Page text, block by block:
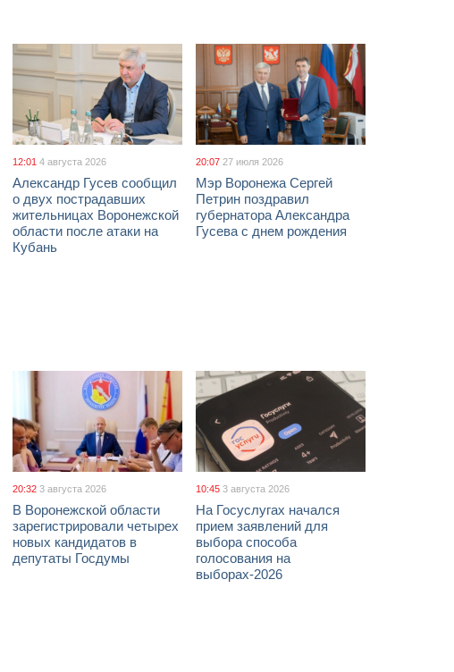
12:01 4 августа 2026
Александр Гусев сообщил
о двух пострадавших
жительницах Воронежской
области после атаки на
Кубань
20:07 27 июля 2026
Мэр Воронежа Сергей
Петрин поздравил
губернатора Александра
Гусева с днем рождения
20:32 3 августа 2026
В Воронежской области
зарегистрировали четырех
новых кандидатов в
депутаты Госдумы
10:45 3 августа 2026
На Госуслугах начался
прием заявлений для
выбора способа
голосования на
выборах-2026